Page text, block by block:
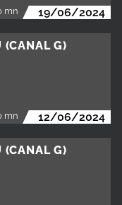
mn 19/06/2024
(CANAL G)
mn 12/06/2024
(CANAL G)